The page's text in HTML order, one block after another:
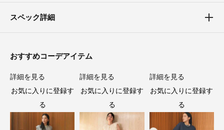
スペック詳細
おすすめコーデアイテム
詳細を見る
お気に入りに登録す
る
詳細を見る
お気に入りに登録す
る
詳細を見る
お気に入りに登録す
る